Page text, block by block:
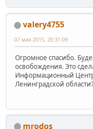
valery4755
07 мая 2015, 20:31:09
Огромное спасибо.
освобождения. Это
Информационный
Ленинградской
mrodos